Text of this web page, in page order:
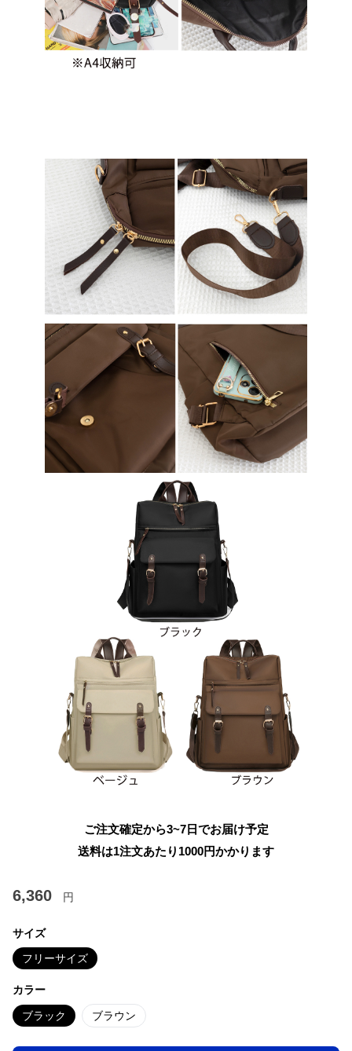
ご注文確定から3~7日でお届け予定
送料は1注文あたり 1000円かかります
6,360 円
サイズ
フリーサイズ
カラー
ブラック ブラウン